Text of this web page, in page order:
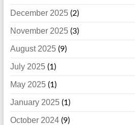
December 2025(2)
November 2025(3)
August 2025(9)
July 2025(1)
May 2025(1)
January 2025(1)
October 2024(9)